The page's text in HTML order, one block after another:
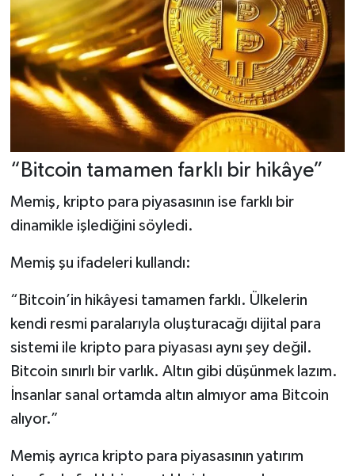
“Bitcoin tamamen farklı bir hikâye”
Memiş, kripto para piyasasının ise farklı bir
dinamikle işlediğini söyledi.
Memiş şu ifadeleri kullandı:
“Bitcoin’in hikâyesi tamamen farklı. Ülkelerin
kendi resmi paralarıyla oluşturacağı dijital para
sistemi ile kripto para piyasası aynı şey değil.
Bitcoin sınırlı bir varlık. Altın gibi düşünmek lazım.
İnsanlar sanal ortamda altın almıyor ama Bitcoin
alıyor.”
Memiş ayrıca kripto para piyasasının yatırım